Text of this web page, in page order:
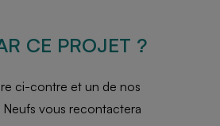
CE PROJET ?
ci-contre et un de nos
vous recontactera